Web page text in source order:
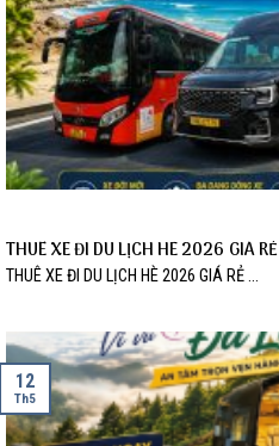
THUÊ XE ĐI DU LỊCH HÈ 2026 GIÁ RẺ
THUÊ XE ĐI DU LỊCH HÈ 2026 GIÁ RẺ ...
12
Th5